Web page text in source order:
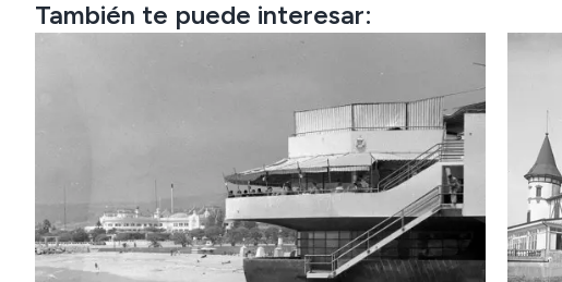
También te puede interesar: